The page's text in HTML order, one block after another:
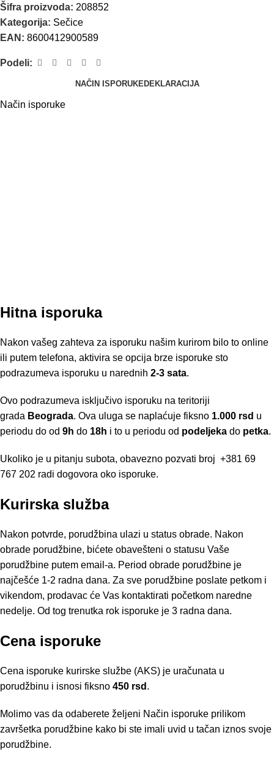
Šifra proizvoda: 208852
Kategorija: Sečice
EAN: 8600412900589
Podeli:
NAČIN ISPORUKEDEKLARACIJA
Način isporuke
Hitna isporuka
Nakon vašeg zahteva za isporuku našim kurirom bilo to online
ili putem telefona, aktivira se opcija brze isporuke sto
podrazumeva isporuku u narednih 2-3 sata.
Ovo podrazumeva isključivo isporuku na teritoriji
grada Beograda. Ova uluga se naplaćuje fiksno 1.000 rsd u
periodu do od 9h do 18h i to u periodu od podeljeka do petka.
Ukoliko je u pitanju subota, obavezno pozvati broj +381 69
767 202 radi dogovora oko isporuke.
Kurirska služba
Nakon potvrde, porudžbina ulazi u status obrade. Nakon
obrade porudžbine, bićete obavešteni o statusu Vaše
porudžbine putem email-a. Period obrade porudžbine je
najčešće 1-2 radna dana. Za sve porudžbine poslate petkom i
vikendom, prodavac će Vas kontaktirati početkom naredne
nedelje. Od tog trenutka rok isporuke je 3 radna dana.
Cena isporuke
Cena isporuke kurirske službe (AKS) je uračunata u
porudžbinu i isnosi fiksno 450 rsd .
Molimo vas da odaberete željeni Način isporuke prilikom
završetka porudžbine kako bi ste imali uvid u tačan iznos svoje
porudžbine.